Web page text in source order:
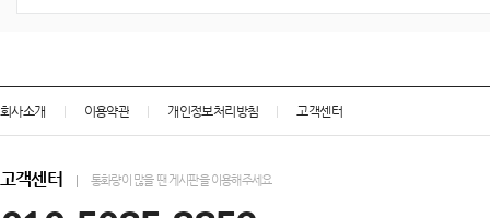
회사소개 이용약관 개인정보처리방침 고객센터
고객센터 통화량이 많을 땐 게시판을 이용해주세요